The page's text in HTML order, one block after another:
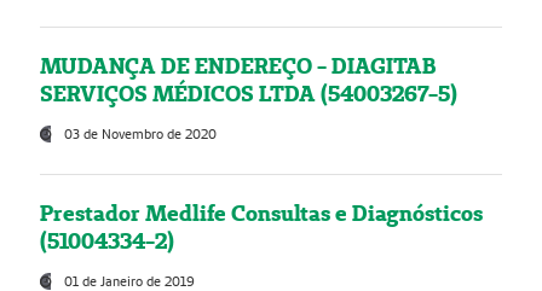
MUDANÇA DE ENDEREÇO - DIAGITAB
SERVIÇOS MÉDICOS LTDA (54003267-5)
03 de Novembro de 2020
Prestador Medlife Consultas e Diagnósticos
(51004334-2)
01 de Janeiro de 2019